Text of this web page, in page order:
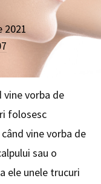
2021
vine vorba de
folosesc
vine vorba de
sau o
ele unele trucuri